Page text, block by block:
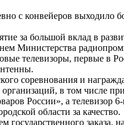
с конвейеров выходило
за большой вклад в
Министерства
телевизоры, первые в
соревнования и
в том числе
России», а
области за качество.
государственного